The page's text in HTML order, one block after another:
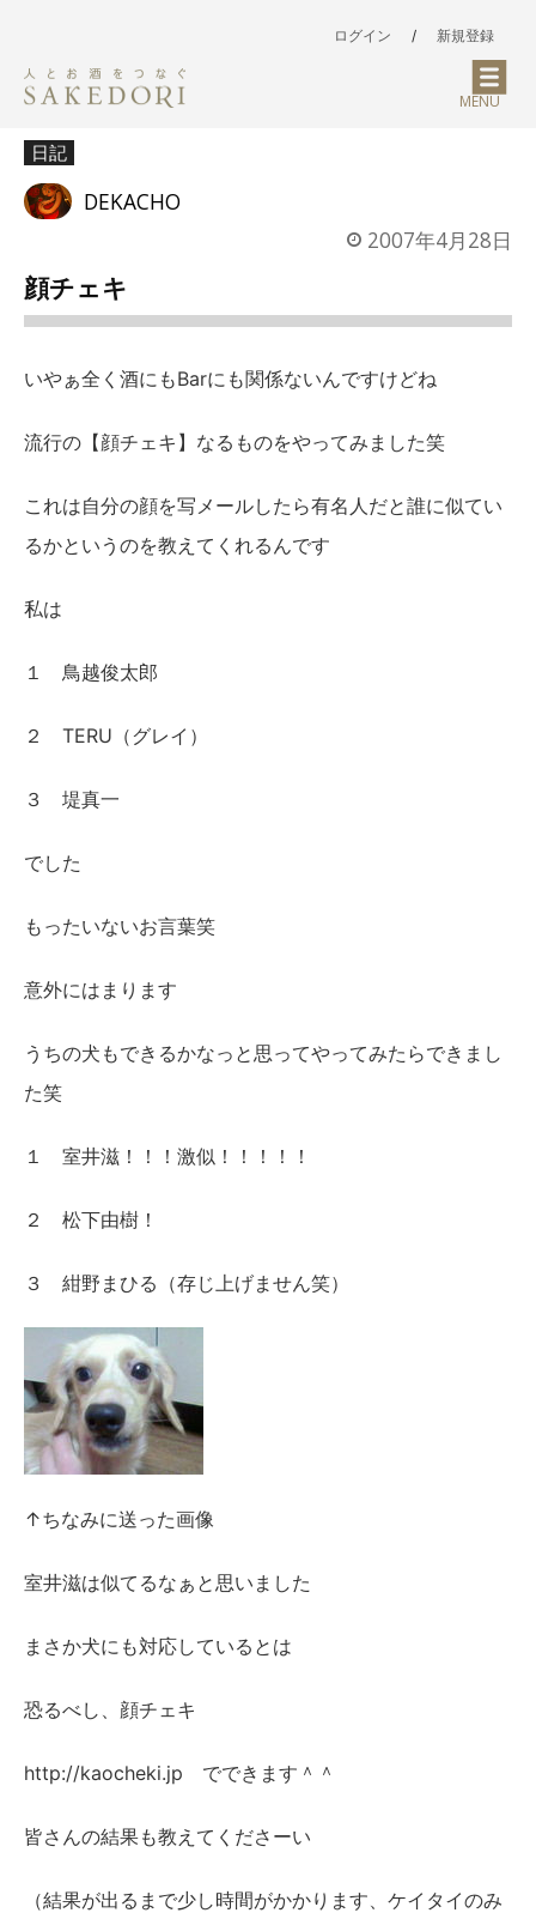
ログイン / 新規登録
MENU
日記
DEKACHO
2007年4月28日
顔チェキ
いやぁ全く酒にもBarにも関係ないんですけどね
流行の【顔チェキ】なるものをやってみました笑
これは自分の顔を写メールしたら有名人だと誰に似てい
るかというのを教えてくれるんです
私は
１ 鳥越俊太郎
２ TERU（グレイ）
３ 堤真一
でした
もったいないお言葉笑
意外にはまります
うちの犬もできるかなっと思ってやってみたらできまし
た笑
１ 室井滋！！！激似！！！！！
２ 松下由樹！
３ 紺野まひる（存じ上げません笑）
↑ちなみに送った画像
室井滋は似てるなぁと思いました
まさか犬にも対応しているとは
恐るべし、顔チェキ
http://kaocheki.jp でできます＾＾
皆さんの結果も教えてくださーい
（結果が出るまで少し時間がかかります、ケイタイのみ